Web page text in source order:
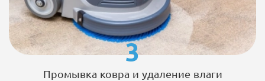
3
Промывка ковра и удаление влаги